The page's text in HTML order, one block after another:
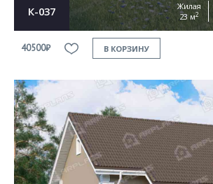
К-037
Жилая
23 м2
40500₽ В КОРЗИНУ